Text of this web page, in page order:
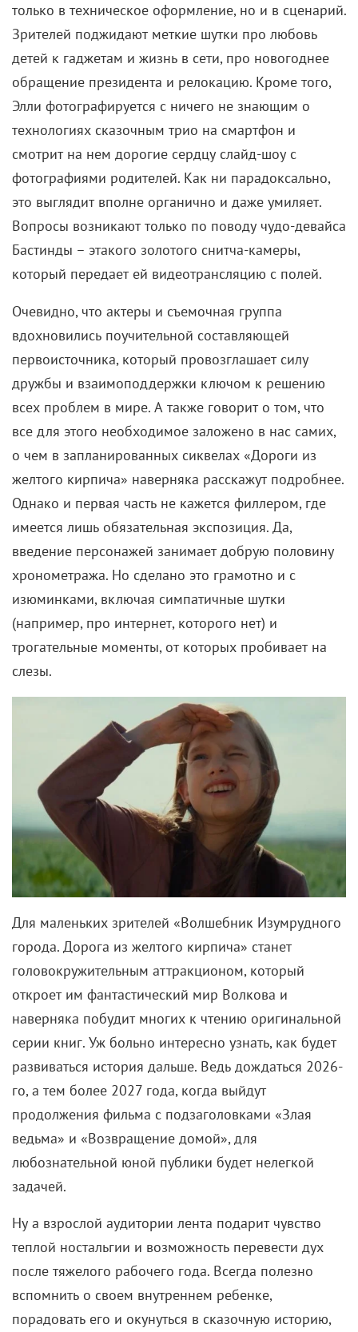
только в техническое оформление, но и в сценарий.
Зрителей поджидают меткие шутки про любовь
детей к гаджетам и жизнь в сети, про новогоднее
обращение президента и релокацию. Кроме того,
Элли фотографируется с ничего не знающим о
технологиях сказочным трио на смартфон и
смотрит на нем дорогие сердцу слайд-шоу с
фотографиями родителей. Как ни парадоксально,
это выглядит вполне органично и даже умиляет.
Вопросы возникают только по поводу чудо-девайса
Бастинды – этакого золотого снитча-камеры,
который передает ей видеотрансляцию с полей.
Очевидно, что актеры и съемочная группа
вдохновились поучительной составляющей
первоисточника, который провозглашает силу
дружбы и взаимоподдержки ключом к решению
всех проблем в мире. А также говорит о том, что
все для этого необходимое заложено в нас самих,
о чем в запланированных сиквелах «Дороги из
желтого кирпича» наверняка расскажут подробнее.
Однако и первая часть не кажется филлером, где
имеется лишь обязательная экспозиция. Да,
введение персонажей занимает добрую половину
хронометража. Но сделано это грамотно и с
изюминками, включая симпатичные шутки
(например, про интернет, которого нет) и
трогательные моменты, от которых пробивает на
слезы.
Для маленьких зрителей «Волшебник Изумрудного
города. Дорога из желтого кирпича» станет
головокружительным аттракционом, который
откроет им фантастический мир Волкова и
наверняка побудит многих к чтению оригинальной
серии книг. Уж больно интересно узнать, как будет
развиваться история дальше. Ведь дождаться 2026-
го, а тем более 2027 года, когда выйдут
продолжения фильма с подзаголовками «Злая
ведьма» и «Возвращение домой», для
любознательной юной публики будет нелегкой
задачей.
Ну а взрослой аудитории лента подарит чувство
теплой ностальгии и возможность перевести дух
после тяжелого рабочего года. Всегда полезно
вспомнить о своем внутреннем ребенке,
порадовать его и окунуться в сказочную историю,